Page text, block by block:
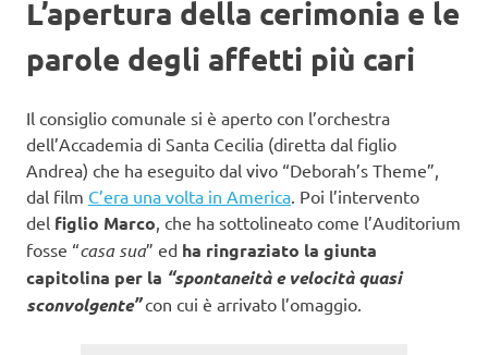
L’apertura della cerimonia e le
parole degli affetti più cari
Il consiglio comunale si è aperto con l’orchestra
dell’Accademia di Santa Cecilia (diretta dal figlio
Andrea) che ha eseguito dal vivo “Deborah’s Theme”,
dal film C’era una volta in America . Poi l’intervento
del figlio Marco , che ha sottolineato come l’Auditorium
fosse “casa sua” ed ha ringraziato la giunta
capitolina per la “spontaneità e velocità quasi
sconvolgente”con cui è arrivato l’omaggio.